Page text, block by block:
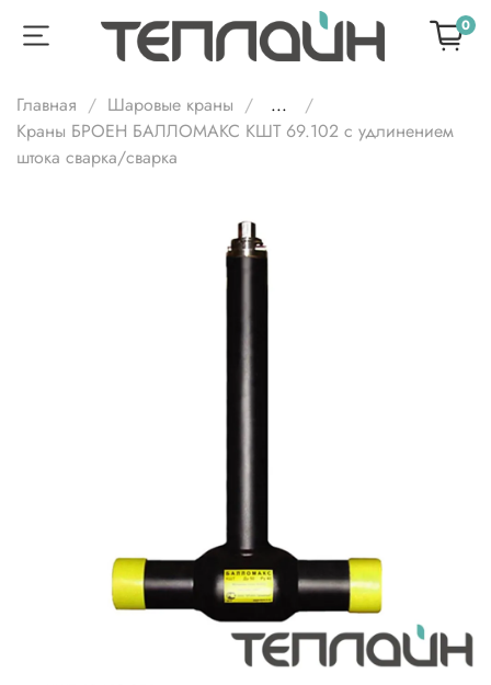
0
Главная Шаровые краны
...
Краны БРОЕН БАЛЛОМАКС КШТ 69.102 с удлинением
штока сварка/сварка